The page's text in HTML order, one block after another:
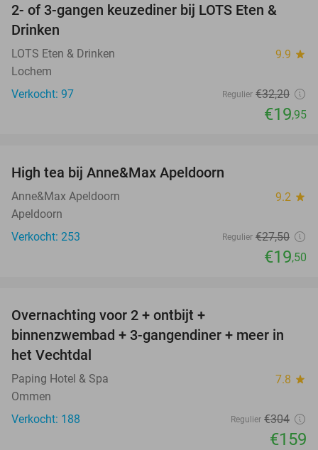
38%
2- of 3-gangen keuzediner bij LOTS Eten &
Drinken
LOTS Eten & Drinken 9.9 star
Lochem
Verkocht: 97
Regulier €32,20
€19,95
High tea bij Anne&Max Apeldoorn
Anne&Max Apeldoorn 9.2 star
Apeldoorn
Verkocht: 253
Regulier €27,50
€19,50
Overnachting voor 2 + ontbijt +
binnenzwembad + 3-gangendiner + meer in
het Vechtdal
Paping Hotel & Spa 7.8 star
Ommen
Verkocht: 188
Regulier €304
€159